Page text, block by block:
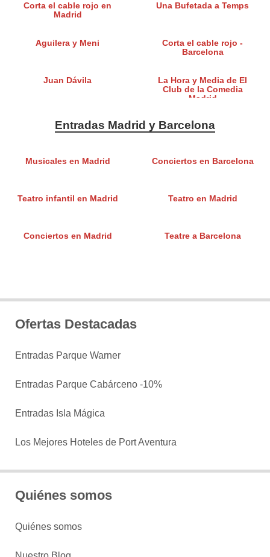
Corta el cable rojo en
Madrid
Una Bufetada a Temps
Aguilera y Meni
Corta el cable rojo -
Barcelona
Juan Dávila
La Hora y Media de El
Club de la Comedia
Madrid
Entradas Madrid y Barcelona
Musicales en Madrid Conciertos en Barcelona
Teatro infantil en Madrid Teatro en Madrid
Conciertos en Madrid Teatre a Barcelona
Ofertas Destacadas
Entradas Parque Warner
Entradas Parque Cabárceno -10%
Entradas Isla Mágica
Los Mejores Hoteles de Port Aventura
Quiénes somos
Quiénes somos